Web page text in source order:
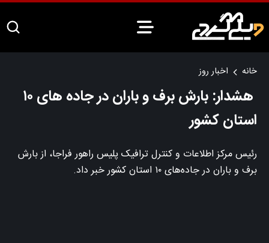
خانه اخبار روز
هشدار: بارش برف و باران در جاده‌ های ۱۰
استان کشور
رئیس مرکز اطلاعات و کنترل ترافیک پلیس راهور فراجا، از بارش
برف و باران در جاده‌های ۱۰ استان کشور خبر داد.